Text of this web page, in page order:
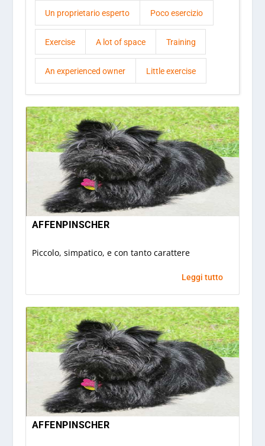
Un proprietario esperto Poco esercizio
Exercise A lot of space Training
An experienced owner Little exercise
AFFENPINSCHER
Piccolo, simpatico, e con tanto carattere
Leggi tutto
AFFENPINSCHER